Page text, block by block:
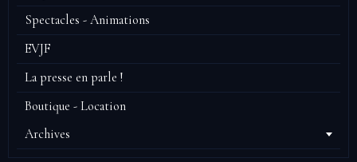
Archives
Spectacles - Animations
EVJF
La presse en parle !
Boutique - Location